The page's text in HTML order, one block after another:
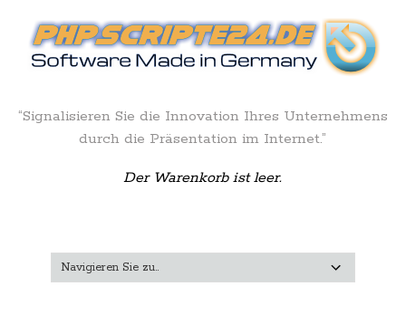
“Signalisieren Sie die Innovation Ihres Unternehmens
durch die Präsentation im Internet.”
Der Warenkorb ist leer.